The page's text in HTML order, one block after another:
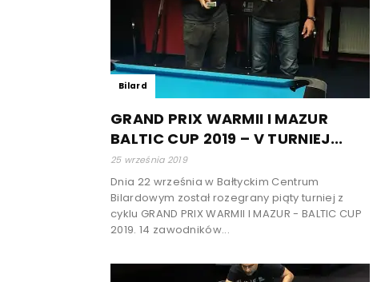
Bilard
GRAND PRIX WARMII I MAZUR
BALTIC CUP 2019 – V TURNIEJ...
25 września 2019
Dnia 22 września w Bałtyckim Centrum
Bilardowym został rozegrany piąty turniej z
cyklu GRAND PRIX WARMII I MAZUR - BALTIC CUP
2019. 14 zawodników...